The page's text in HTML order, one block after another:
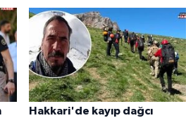
Hakkari'de kayıp dağcı